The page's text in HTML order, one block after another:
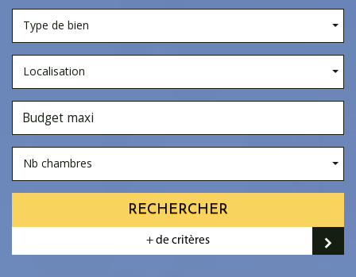
Type de bien
Localisation
Nb chambres
RECHERCHER
+ de critères